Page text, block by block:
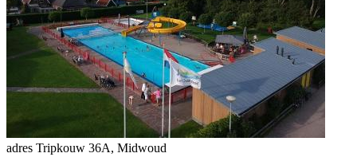
adres Tripkouw 36A, Midwoud